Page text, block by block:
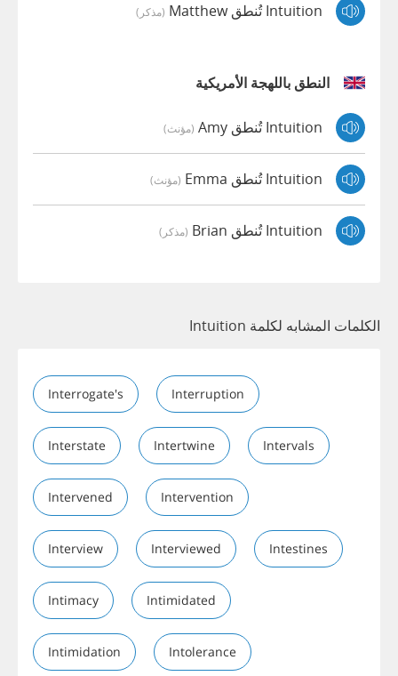
Intuition تُنطق Matthew (مذكر)
النطق باللهجة الأمريكية
Intuition تُنطق Amy (مؤنث)
Intuition تُنطق Emma (مؤنث)
Intuition تُنطق Brian (مذكر)
الكلمات المشابه لكلمة Intuition
Interrogate's Interruption
Interstate Intertwine Intervals
Intervened Intervention
Interview Interviewed Intestines
Intimacy Intimidated
Intimidation Intolerance